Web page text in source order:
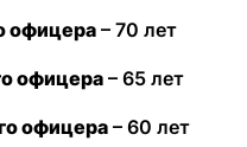
офицера – 70 лет
офицера– 65 лет
офицера – 60 лет